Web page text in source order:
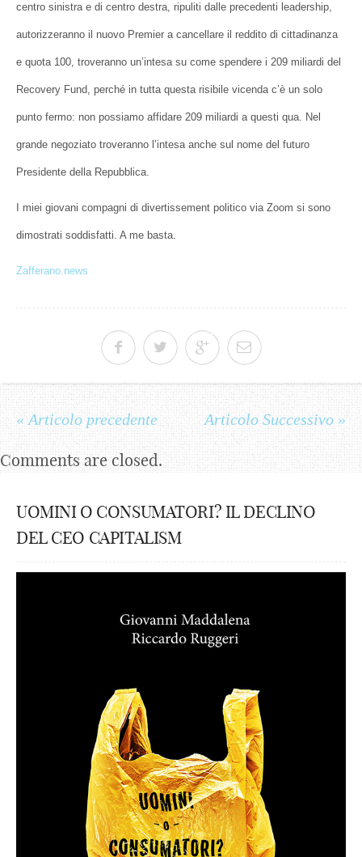
centro sinistra e di centro destra, ripuliti dalle precedenti leadership,
autorizzeranno il nuovo Premier a cancellare il reddito di cittadinanza
e quota 100, troveranno un’intesa su come spendere i 209 miliardi del
Recovery Fund, perché in tutta questa risibile vicenda c’è un solo
punto fermo: non possiamo affidare 209 miliardi a questi qua. Nel
grande negoziato troveranno l’intesa anche sul nome del futuro
Presidente della Repubblica.
I miei giovani compagni di divertissement politico via Zoom si sono
dimostrati soddisfatti. A me basta.
Zafferano.news
« Articolo precedente Articolo Successivo »
Comments are closed.
UOMINI O CONSUMATORI? IL DECLINO
DEL CEO CAPITALISM